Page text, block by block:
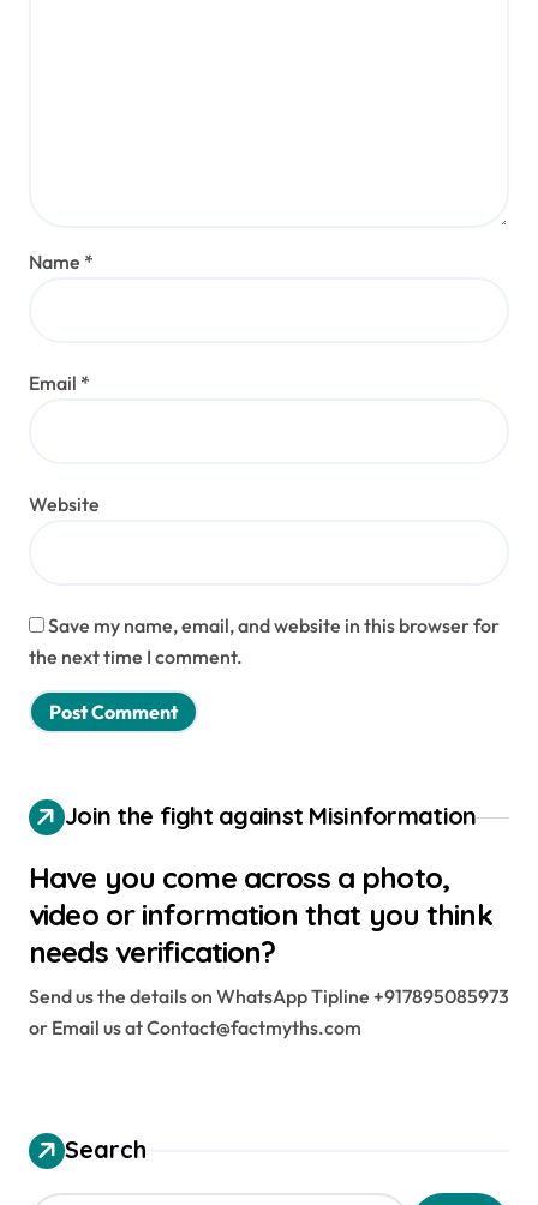
Name *
Email *
Website
Save my name, email, and website in this browser for
the next time I comment.
Join the fight against Misinformation
Have you come across a photo,
video or information that you think
needs verification?
Send us the details on WhatsApp Tipline +917895085973
or Email us at Contact@factmyths.com
Search